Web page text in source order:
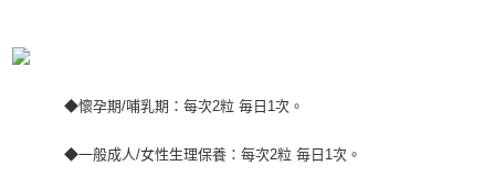
◆懷孕期/哺乳期：每次2粒 毎日1次。
◆一般成人/女性生理保養：每次2粒 毎日1次。